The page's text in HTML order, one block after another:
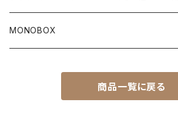
デリカ D5
ランドクルーザー・プラド150系
2ストローク用エンジンオイル
サスペンションフルード
乳児用ベビーシート
トラベルシステム（ベビーシートとベビーカー
MONOBOX
商品一覧に戻る